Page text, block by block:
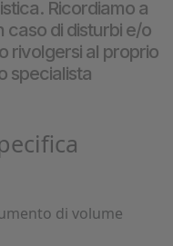
Ricordiamo a
caso di disturbi e/o
rivolgersi al proprio
specialista
di volume